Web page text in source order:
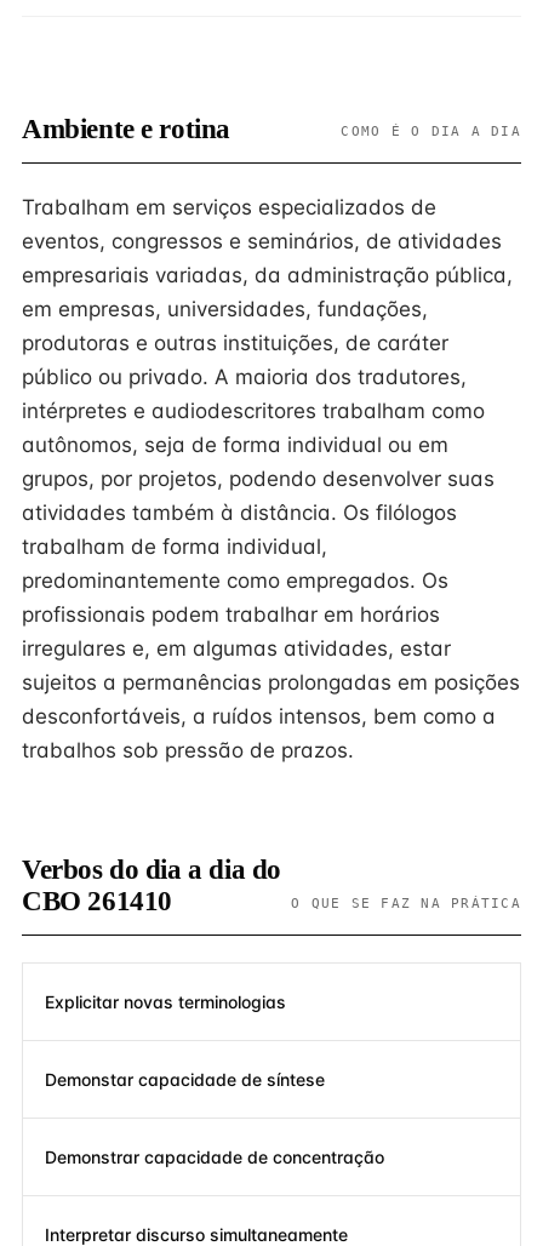
Ambiente e rotina COMO É O DIA A DIA
Trabalham em serviços especializados de
eventos, congressos e seminários, de atividades
empresariais variadas, da administração pública,
em empresas, universidades, fundações,
produtoras e outras instituições, de caráter
público ou privado. A maioria dos tradutores,
intérpretes e audiodescritores trabalham como
autônomos, seja de forma individual ou em
grupos, por projetos, podendo desenvolver suas
atividades também à distância. Os filólogos
trabalham de forma individual,
predominantemente como empregados. Os
profissionais podem trabalhar em horários
irregulares e, em algumas atividades, estar
sujeitos a permanências prolongadas em posições
desconfortáveis, a ruídos intensos, bem como a
trabalhos sob pressão de prazos.
Verbos do dia a dia do
CBO 261410
O QUE SE FAZ NA PRÁTICA
Explicitar novas terminologias
Demonstar capacidade de síntese
Demonstrar capacidade de concentração
Interpretar discurso simultaneamente